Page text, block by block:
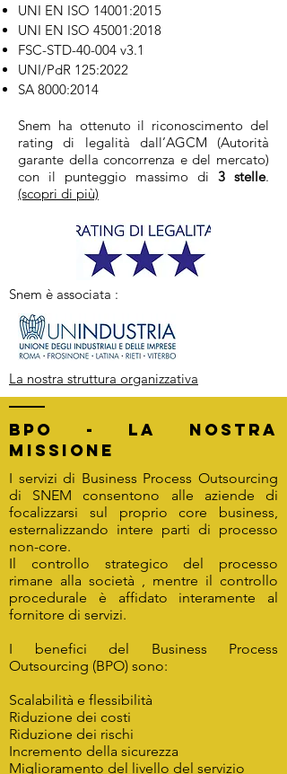
UNI EN ISO 14001:2015
UNI EN ISO 45001:2018
FSC-STD-40-004 v3.1
UNI/PdR 125:2022
SA 8000:2014
Snem ha ottenuto il riconoscimento del
rating di legalità dall’AGCM (Autorità
garante della concorrenza e del mercato)
con il punteggio massimo di 3 stelle.
(scopri di più)
Snem è associata :
La nostra struttura organizzativa
BPO - la nostra
missione
I servizi di Business Process Outsourcing
di SNEM consentono alle aziende di
focalizzarsi sul proprio core business,
esternalizzando intere parti di processo
non-core.
Il controllo strategico del processo
rimane alla società , mentre il controllo
procedurale è affidato interamente al
fornitore di servizi.
I benefici del Business Process
Outsourcing (BPO) sono:
Scalabilità e flessibilità
Riduzione dei costi
Riduzione dei rischi
Incremento della sicurezza
Miglioramento del livello del servizio